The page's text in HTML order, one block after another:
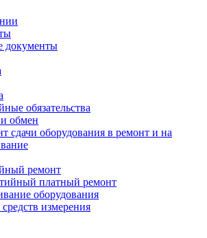
документы
обязательства
обмен
сдачи оборудования в ремонт и на
ремонт
платный ремонт
оборудования
измерения